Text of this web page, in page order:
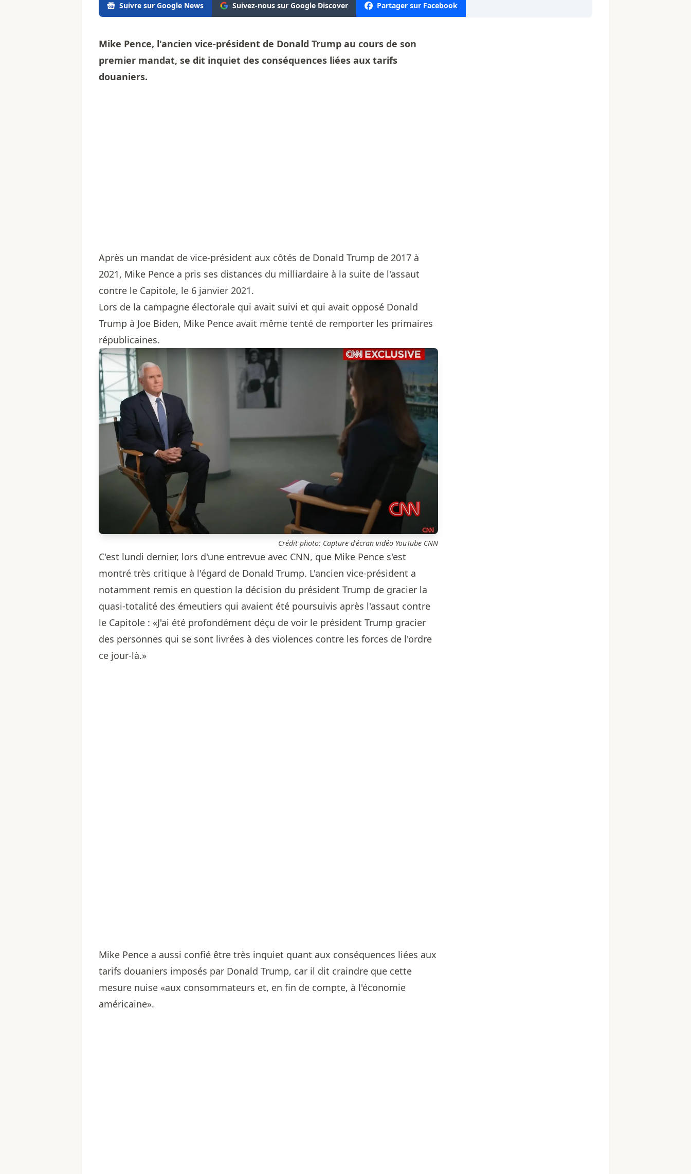
Suivre sur Google News Suivez-nous sur Google Discover Partager sur Facebook
Mike Pence, l'ancien vice-président de Donald Trump au cours de son
premier mandat, se dit inquiet des conséquences liées aux tarifs
douaniers.
Après un mandat de vice-président aux côtés de Donald Trump de 2017 à
2021, Mike Pence a pris ses distances du milliardaire à la suite de l'assaut
contre le Capitole, le 6 janvier 2021.
Lors de la campagne électorale qui avait suivi et qui avait opposé Donald
Trump à Joe Biden, Mike Pence avait même tenté de remporter les primaires
républicaines.
Crédit photo: Capture d'écran vidéo YouTube CNN
C'est lundi dernier, lors d'une entrevue avec CNN, que Mike Pence s'est
montré très critique à l'égard de Donald Trump. L'ancien vice-président a
notamment remis en question la décision du président Trump de gracier la
quasi-totalité des émeutiers qui avaient été poursuivis après l'assaut contre
le Capitole : «J'ai été profondément déçu de voir le président Trump gracier
des personnes qui se sont livrées à des violences contre les forces de l'ordre
ce jour-là.»
Mike Pence a aussi confié être très inquiet quant aux conséquences liées aux
tarifs douaniers imposés par Donald Trump, car il dit craindre que cette
mesure nuise «aux consommateurs et, en fin de compte, à l'économie
américaine».